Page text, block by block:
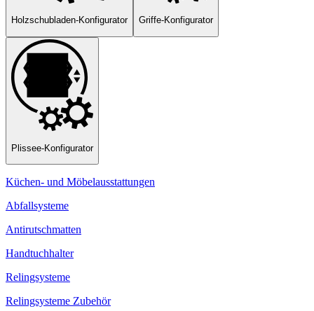
Holzschubladen-Konfigurator Griffe-Konfigurator
Plissee-Konfigurator
Küchen- und Möbelausstattungen
Abfallsysteme
Antirutschmatten
Handtuchhalter
Relingsysteme
Relingsysteme Zubehör